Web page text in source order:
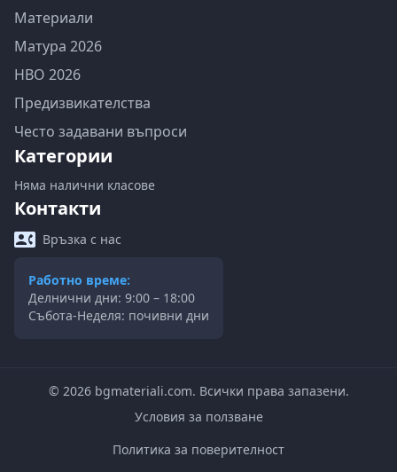
Материали
Матура 2026
НВО 2026
Предизвикателства
Често задавани въпроси
Категории
Няма налични класове
Контакти
Връзка с нас
Работно време:
Делнични дни: 9:00 – 18:00
Събота-Неделя: почивни дни
© 2026bgmateriali.com. Всички права запазени.
Условия за ползване
Политика за поверителност